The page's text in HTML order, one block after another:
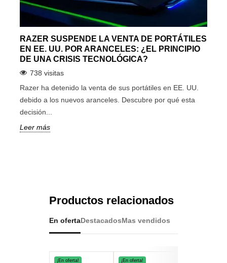
RAZER SUSPENDE LA VENTA DE PORTÁTILES
EN EE. UU. POR ARANCELES: ¿EL PRINCIPIO
DE UNA CRISIS TECNOLÓGICA?
738 visitas
Razer ha detenido la venta de sus portátiles en EE. UU.
debido a los nuevos aranceles. Descubre por qué esta
decisión...
Leer más
Productos relacionados
En ofertaDestacadosMas vendidos
¡En oferta!
¡En oferta!